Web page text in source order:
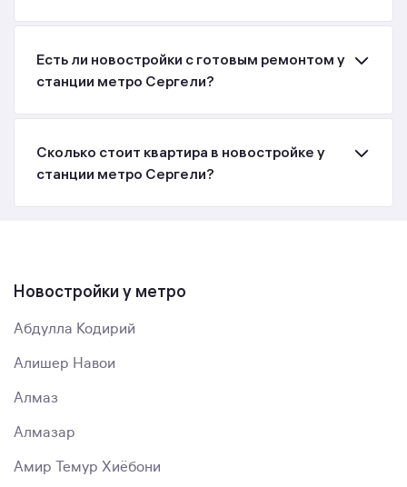
Есть ли новостройки с готовым ремонтом у
станции метро Сергели?
Сколько стоит квартира в новостройке у
станции метро Сергели?
Новостройки у метро
Абдулла Кодирий
Алишер Навои
Алмаз
Алмазар
Амир Темур Хиёбони